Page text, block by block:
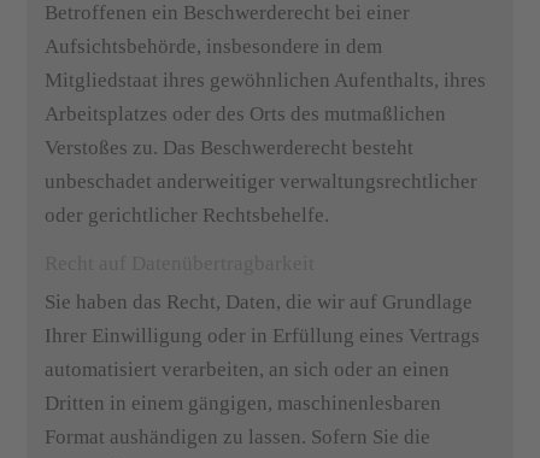
Betroffenen ein Beschwerderecht bei einer
Aufsichtsbehörde, insbesondere in dem
Mitgliedstaat ihres gewöhnlichen Aufenthalts, ihres
Arbeitsplatzes oder des Orts des mutmaßlichen
Verstoßes zu. Das Beschwerderecht besteht
unbeschadet anderweitiger verwaltungsrechtlicher
oder gerichtlicher Rechtsbehelfe.
Sie haben das Recht, Daten, die wir auf Grundlage
Ihrer Einwilligung oder in Erfüllung eines Vertrags
automatisiert verarbeiten, an sich oder an einen
Dritten in einem gängigen, maschinenlesbaren
Format aushändigen zu lassen. Sofern Sie die